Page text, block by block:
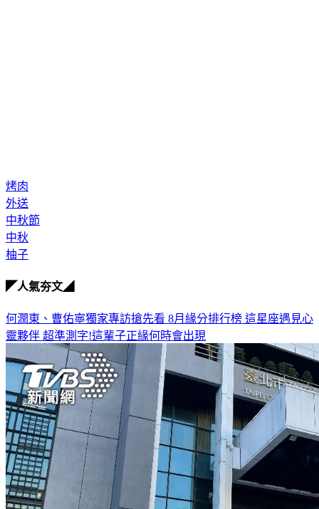
烤肉
外送
中秋節
中秋
柚子
◤人氣夯文◢
何潤東、曹佑寧獨家專訪搶先看 8月緣分排行榜 這星座遇見心
靈夥伴 超準測字!這輩子正緣何時會出現